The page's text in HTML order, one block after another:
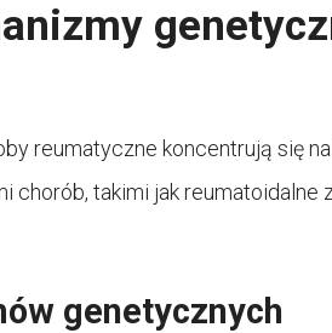
reumatyczne koncentrują się
chorób, takimi jak reumatoidalne
genetycznych